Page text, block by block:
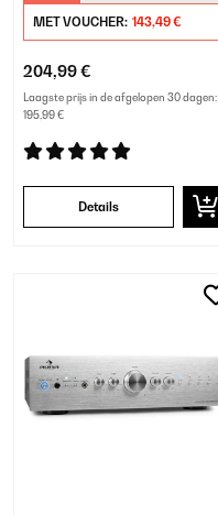
MET VOUCHER: 143,49 €
204,99 €
Laagste prijs in de afgelopen 30 dagen:
195,99 €
Details